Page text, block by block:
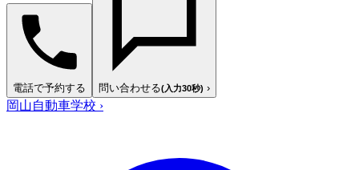
電話で予約する 問い合わせる(入力30秒) ›
岡山自動車学校 ›